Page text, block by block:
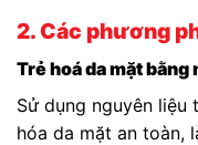
2. Các phương
Trẻ hoá da mặt
Sử dụng nguyên
hóa da mặt an toàn,